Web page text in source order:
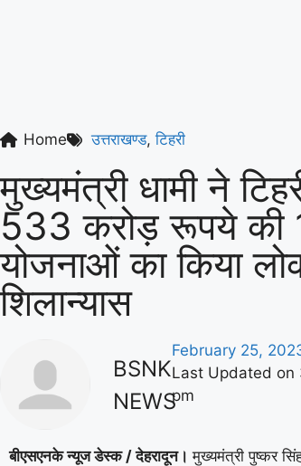
Home उत्तराखण्ड,टिहरी
मुख्यमंत्री धामी ने
533 करोड़ रूपये की
योजनाओं का किया
शिलान्यास
BSNK
NEWS
February 25,
Last Updated on
pm
बीएसएनके न्यूज डेस्क / देहरादून। मुख्यमंत्री पुष्कर